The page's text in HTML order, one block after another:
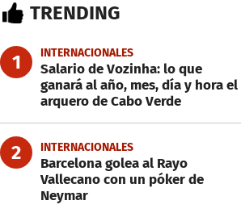
TRENDING
1 INTERNACIONALES
Salario de Vozinha: lo que
ganará al año, mes, día y hora el
arquero de Cabo Verde
2 INTERNACIONALES
Barcelona golea al Rayo
Vallecano con un póker de
Neymar